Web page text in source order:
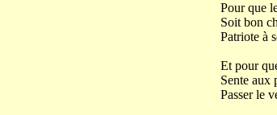
Pour que
Soit bon
Patriote à
Et pour
Sente aux
Passer le